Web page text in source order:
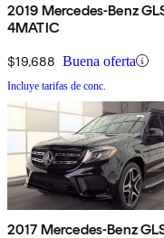
2019 Mercedes-Benz
4MATIC
$19,688 Buena oferta
Incluye tarifas de conc.
2017 Mercedes-Benz